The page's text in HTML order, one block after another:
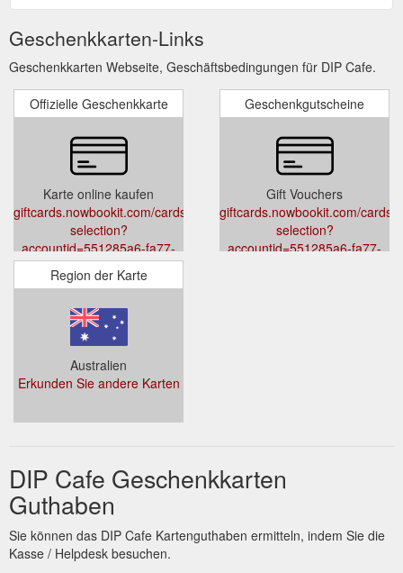
Geschenkkarten-Links
Geschenkkarten Webseite, Geschäftsbedingungen für DIP Cafe.
Offizielle Geschenkkarte
Karte online kaufen
giftcards.nowbookit.com/cards/card-
selection?
accountid=551285a6-fa77-
4f7a-a65e-
7e2780dc903d&venueid=4688&theme=light&accent=0,0,0
Geschenkgutscheine
Gift Vouchers
giftcards.nowbookit.com/cards/
selection?
accountid=551285a6-fa77-
Region der Karte
Australien
Erkunden Sie andere Karten
DIP Cafe Geschenkkarten
Guthaben
Sie können das DIP Cafe Kartenguthaben ermitteln, indem Sie die
Kasse / Helpdesk besuchen.